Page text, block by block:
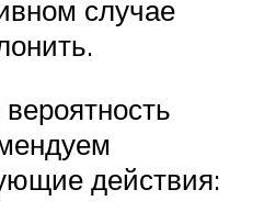
случае
действия: